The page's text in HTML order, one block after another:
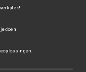
doen